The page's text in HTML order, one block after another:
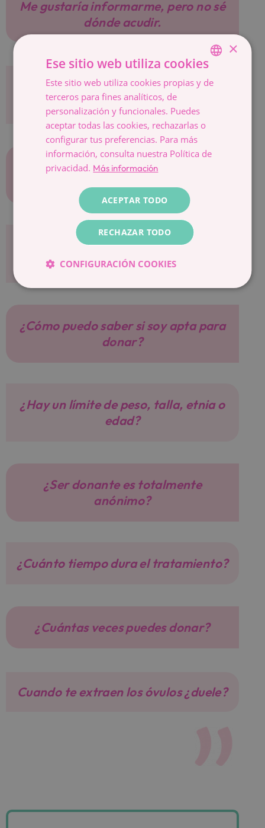
Me gustaría informarme, pero no sé
dónde acudir.
Me preocupa que tenga efectos
perjudiciales.
¿La donación de óvulos puede
¿Se puede mantener sexo en mitad
del proceso?
¿Cómo puedo saber si soy apta para
donar?
¿Hay un límite de peso, talla, etnia o
edad?
¿Ser donante es totalmente
anónimo?
¿Cuánto tiempo dura el tratamiento?
¿Cuántas veces puedes donar?
Cuando te extraen los óvulos ¿duele?
SPANISH
×
Ese sitio web utiliza cookies
Este sitio web utiliza cookies propias y de
terceros para fines analíticos, de
personalización y funcionales. Puedes
aceptar todas las cookies, rechazarlas o
configurar tus preferencias. Para más
información, consulta nuestra Política de
privacidad. Más información
ACEPTAR TODO
RECHAZAR TODO
CONFIGURACIÓN COOKIES